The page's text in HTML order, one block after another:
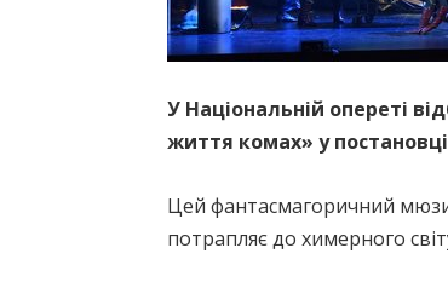
У Національній опереті
життя комах» у
Цей фантасмагоричний
потрапляє до химерного